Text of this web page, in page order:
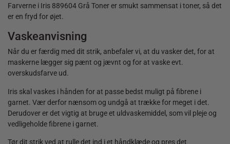
Farverne i Iris 889604 Grå Toner er smukt sammensat i toner, så det
er en fryd for øjet.
Vaskeanvisning
Når du er færdig med dit strik, anbefaler vi, at du vasker det, for at
maskerne lægger sig pænt og jævnt og for at vaske evt.
overskudsfarve ud.
Iris skal vaskes i hånden for at passe bedst muligt på fibrene i
garnet. Vær derfor nænsom og undgå at trække for meget i det.
Derudover er det vigtig at bruge et uldvaskemiddel, som vil pleje og
vedligeholde fibrene i garnet.
Tør dit strik ved at rulle det ind i et håndklæde og pres det